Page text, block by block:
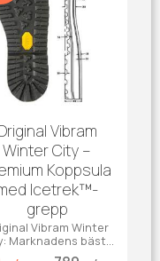
Vibram
Winter City –
Koppsula
Icetrek™-
grepp
Vibram Winter
Marknadens bästa
på kalla underlag.